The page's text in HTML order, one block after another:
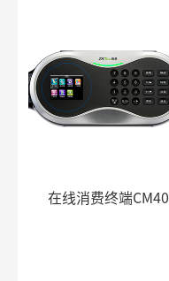
在线消费终端CM40